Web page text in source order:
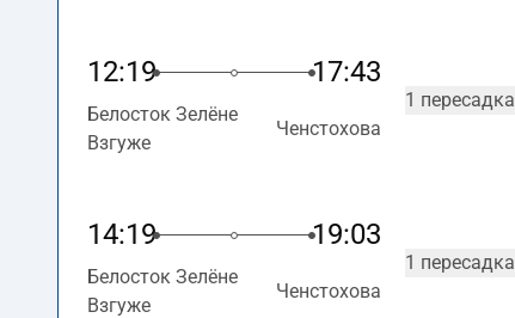
12:19 17:43
Белосток Зелёне
Взгуже
Ченстохова
1 пересадка
14:19 19:03
Белосток Зелёне
Взгуже
Ченстохова
1 пересадка